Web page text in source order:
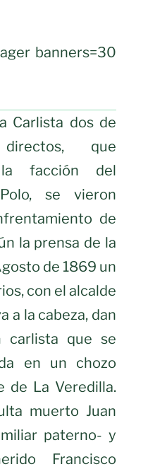
banners=30
Carlista dos de
que
facción del
se vieron
de
la prensa de la
de 1869 un
con el alcalde
a la cabeza, dan
carlista que se
en un chozo
de La Veredilla.
muerto Juan
paterno- y
Francisco